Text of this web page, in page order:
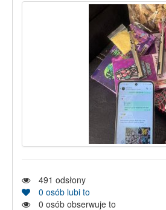
491 odsłony
0 osób lubi to
0 osób obserwuje to